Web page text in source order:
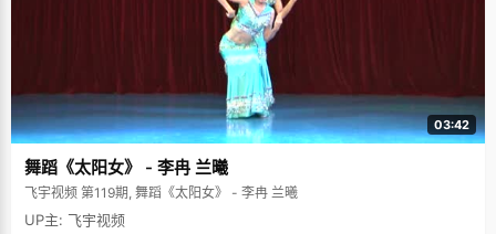
03:42
舞蹈《太阳女》 - 李冉 兰曦
飞宇视频 第119期, 舞蹈《太阳女》 - 李冉 兰曦
UP主: 飞宇视频